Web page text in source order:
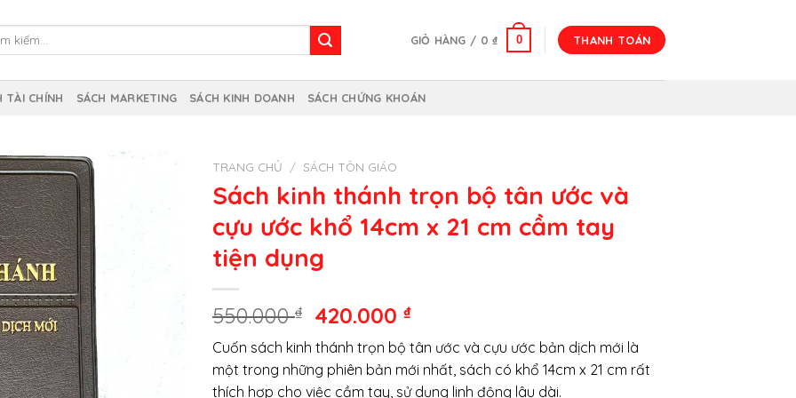
GIỎ HÀNG / 0₫ 0 THANH TOÁN
TÀI CHÍNH SÁCH MARKETING SÁCH KINH DOANH SÁCH CHỨNG KHOÁN
TRANG CHỦ / SÁCH TÔN GIÁO
Sách kinh thánh trọn bộ tân ước và
cựu ước khổ 14cm x 21 cm cầm tay
tiện dụng
550.000₫
Giá
gốc
là:
550.000 ₫.
420.000₫Giá
hiện
tại
là:
Cuốn sách kinh thánh trọn bộ tân ước và cựu ước bản dịch mới là
một trong những phiên bản mới nhất, sách có khổ 14cm x 21 cm rất
thích hợp cho việc cầm tay, sử dụng linh động lâu dài.